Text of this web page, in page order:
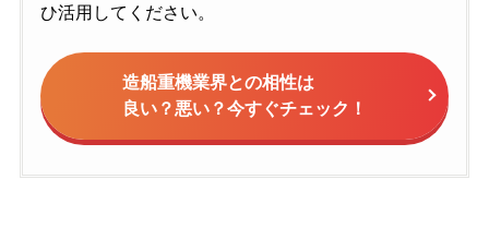
ひ活用してください。
造船重機業界との相性は
良い？悪い？今すぐチェック！